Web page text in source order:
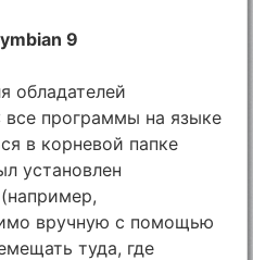
9
обладателей
программы на языке
в корневой папке
установлен
вручную с помощью
туда, где